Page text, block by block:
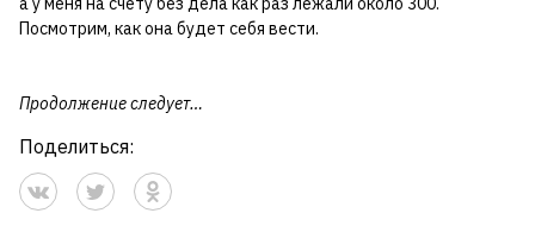
Посмотрим, как она будет себя вести.
Продолжение следует…
Поделиться: